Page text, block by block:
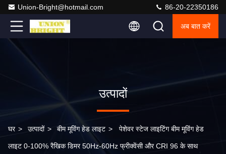
Union-Bright@hotmail.com 86-20-22350186
अब बात करें
उत्पादों
घर > उत्पादों > बीम मूविंग हेड लाइट > पेशेवर स्टेज लाइटिंग बीम मूविंग हेड
लाइट 0-100% रैखिक डिमर 50Hz-60Hz फ्रीक्वेंसी और CRI 96 के साथ